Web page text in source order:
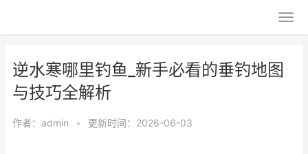
逆水寒哪里钓鱼_新手必看的垂钓地图
与技巧全解析
作者： admin • 更新时间：2026-06-03